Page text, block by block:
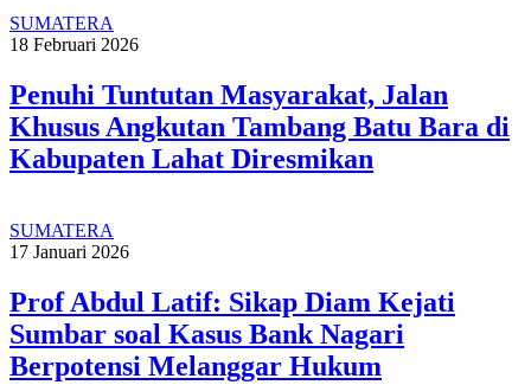
SUMATERA
18 Februari 2026
Penuhi Tuntutan Masyarakat, Jalan
Khusus Angkutan Tambang Batu Bara di
Kabupaten Lahat Diresmikan
SUMATERA
17 Januari 2026
Prof Abdul Latif: Sikap Diam Kejati
Sumbar soal Kasus Bank Nagari
Berpotensi Melanggar Hukum